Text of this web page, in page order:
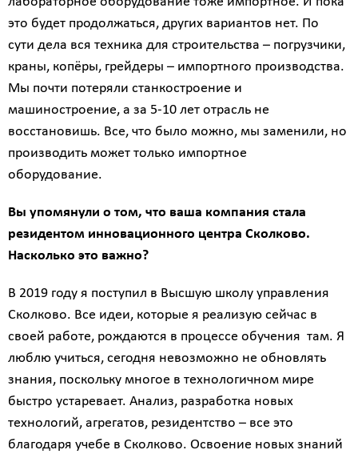
это будет продолжаться, других вариантов нет. По
сути дела вся техника для строительства – погрузчики,
краны, копёры, грейдеры – импортного производства.
Мы почти потеряли станкостроение и
машиностроение, а за 5-10 лет отрасль не
восстановишь. Все, что было можно, мы заменили, но
производить может только импортное
оборудование.
Вы упомянули о том, что ваша компания стала
резидентом инновационного центра Сколково.
Насколько это важно?
В 2019 году я поступил в Высшую школу управления
Сколково. Все идеи, которые я реализую сейчас в
своей работе, рождаются в процессе обучения там. Я
люблю учиться, сегодня невозможно не обновлять
знания, поскольку многое в технологичном мире
быстро устаревает. Анализ, разработка новых
технологий, агрегатов, резидентство – все это
благодаря учебе в Сколково. Освоение новых знаний